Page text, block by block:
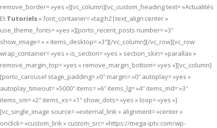
remove_border= »yes »][vc_column][vc_custom_heading text= »Actualités
Et Tutoriels» font_container= »tag:h2|text_align:center »
use_theme_fonts= »yes »][porto_recent_posts number= »3″
show_image= » » items_desktop= »3″][/vc_column][/vc_row][vc_row
wrap_container= »yes » is_section= »yes » section_skin= »parallax »
remove_margin_top= »yes » remove_margin_bottom= »yes »][vc_column]
[porto_carousel stage_padding= »0″ margin= »0″ autoplay= »yes »
autoplay_timeout= »5000″ items= »6″ items_lg= »4″ items_md= »3″
items_sm= »2″ items_xs= »1″ show_dots= »yes » loop= »yes »]
[vc_single_image source= »external_link » alignment= »center »
onclick= »custom_link » custom_src= »https://mega-iptv.com/wp-